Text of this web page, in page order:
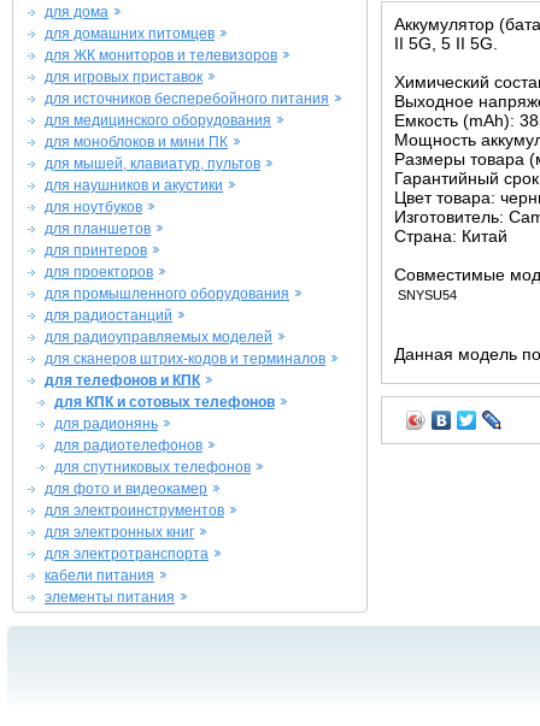
для дома
для домашних питомцев
для ЖК мониторов и телевизоров
для игровых приставок
для источников бесперебойного питания
для медицинского оборудования
для моноблоков и мини ПК
для мышей, клавиатур, пультов
для наушников и акустики
для ноутбуков
для планшетов
для принтеров
для проекторов
для промышленного оборудования
для радиостанций
для радиоуправляемых моделей
для сканеров штрих-кодов и терминалов
для телефонов и КПК
для КПК и сотовых телефонов
для радионянь
для радиотелефонов
для спутниковых телефонов
для фото и видеокамер
для электроинструментов
для электронных книг
для электротранспорта
кабели питания
элементы питания
Аккумулятор
II 5G, 5 II 5G.
Химический
Выходное
Емкость (mAh):
Мощность
Размеры товара
Гарантийный
Цвет товара:
Изготовитель:
Страна: Китай
Совместимые
SNYSU54
Данная модель